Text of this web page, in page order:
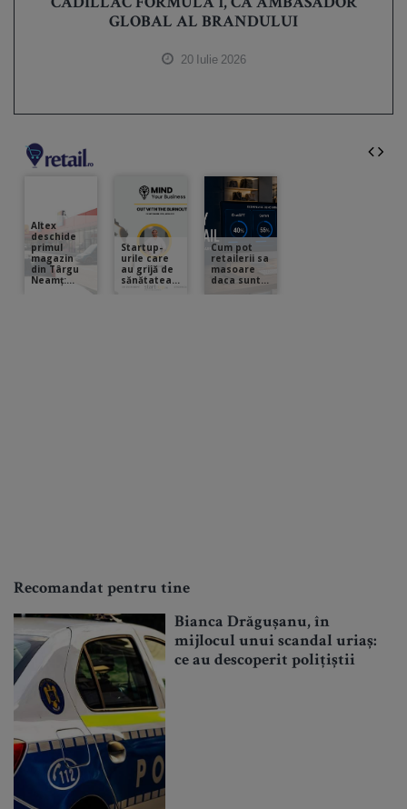
CADILLAC FORMULA 1, CA AMBASADOR
GLOBAL AL BRANDULUI
20 Iulie 2026
Recomandat pentru tine
Bianca Drăgușanu, în
mijlocul unui scandal uriaș:
ce au descoperit polițiștii